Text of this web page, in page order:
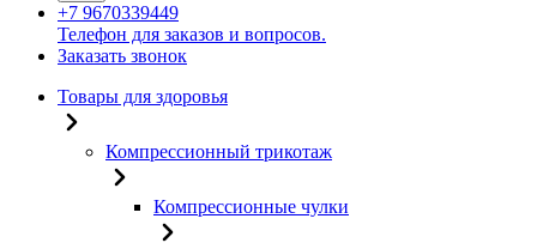
+7 9670339449
Телефон для заказов и вопросов.
Заказать звонок
Товары для здоровья
Компрессионный трикотаж
Компрессионные чулки